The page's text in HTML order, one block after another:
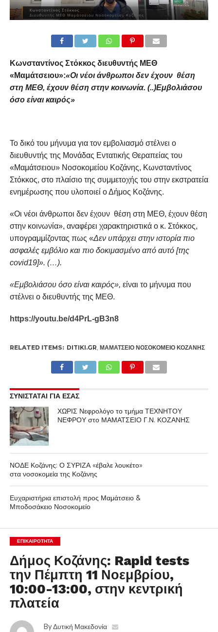
Κωνσταντίνος Στόκκος διευθυντής ΜΕΘ
«Μαμάτσειου»:«Οι νέοι άνθρωποι δεν έχουν θέση
στη ΜΕΘ, έχουν θέση στην κοινωνία. (..)Εμβολιάσου
όσο είναι καιρός»
Το δικό του μήνυμα για τον εμβολιασμό στέλνει ο
διευθυντής της Μονάδας Εντατικής Θεραπείας του
«Μαμάτσειου» Νοσοκομείου Κοζάνης, Κωνσταντίνος
Στόκκος, στο πλαίσιο της συμμετοχής του στην εκστρατεία
ενημέρωσης που υλοποιεί ο Δήμος Κοζάνης.
«Οι νέοι άνθρωποι δεν έχουν θέση στη ΜΕΘ, έχουν θέση
στην κοινωνία», αναφέρει χαρακτηριστικά ο κ. Στόκκος,
υπογραμμίζοντας πως «Δεν υπάρχει στην ιστορία πιο
ασφαλές εμβόλιο και πιο δοκιμασμένο από αυτό [της
covid19]». (…).
«Εμβολιάσου όσο είναι καιρός», είναι το μήνυμα που
στέλνει ο διευθυντής της ΜΕΘ.
https://youtu.be/d4PrL-gB3n8
RELATED ITEMS: DITIKI.GR, ΜΑΜΆΤΣΕΙΟ ΝΟΣΟΚΟΜΕΊΟ ΚΟΖΆΝΗΣ
ΣΥΝΙΣΤΑΤΑΙ ΓΙΑ ΕΣΑΣ
ΧΩΡΙΣ Νεφρολόγο το τμήμα ΤΕΧΝΗΤΟΥ
ΝΕΦΡΟΥ στο ΜΑΜΑΤΣΕΙΟ Γ.Ν. ΚΟΖΑΝΗΣ
ΝΟΔΕ Κοζάνης: Ο ΣΥΡΙΖΑ «έβαλε λουκέτο»
στα νοσοκομεία της Κοζάνης
Ευχαριστήρια επιστολή προς Μαμάτσειο &
Μποδοσάκειο Νοσοκομείο
ΕΠΙΚΑΙΡΟΤΗΤΑ
Δήμος Κοζάνης: Rapid tests
την Πέμπτη 11 Νοεμβρίου,
10:00-13:00, στην κεντρική
πλατεία
By Δυτική Μακεδονία